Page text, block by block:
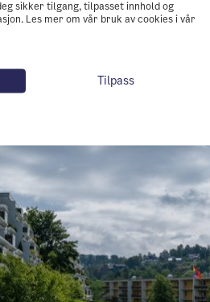
som har etterlyst mer
ligger fast er det lettere å
i solenergi.
sikker tilgang, tilpasset innhold og
Les mer om vår bruk av cookies i vår
Tilpass